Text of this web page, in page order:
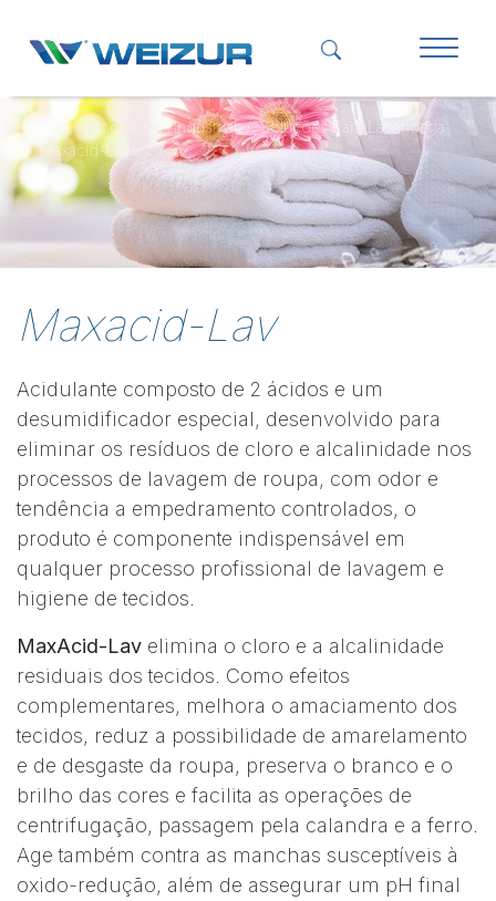
Home Produtos Industrial
Soluções Para Lavanderia
Maxacid-Lav
Maxacid-Lav
Acidulante composto de 2 ácidos e um
desumidificador especial, desenvolvido para
eliminar os resíduos de cloro e alcalinidade nos
processos de lavagem de roupa, com odor e
tendência a empedramento controlados, o
produto é componente indispensável em
qualquer processo profissional de lavagem e
higiene de tecidos.
MaxAcid-Lav elimina o cloro e a alcalinidade
residuais dos tecidos. Como efeitos
complementares, melhora o amaciamento dos
tecidos, reduz a possibilidade de amarelamento
e de desgaste da roupa, preserva o branco e o
brilho das cores e facilita as operações de
centrifugação, passagem pela calandra e a ferro.
Age também contra as manchas susceptíveis à
oxido-redução, além de assegurar um pH final